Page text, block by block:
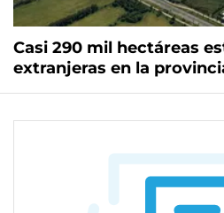
Casi 290 mil hectáreas
extranjeras en la